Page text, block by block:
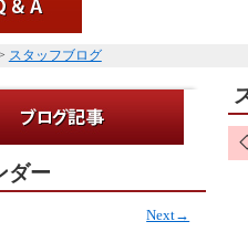
スタッフブログ
ダー
Next→